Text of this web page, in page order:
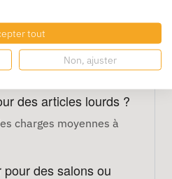
kraft résistant
45 x 17 x 48
des articles lourds ?
charges moyennes à
des salons ou
tout
Non, ajuster